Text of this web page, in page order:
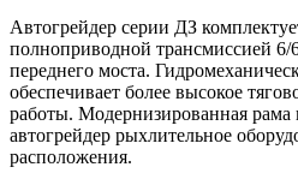
Автогрейдер серии ДЗ
полноприводной трансмиссией
переднего моста.
обеспечивает более высокое
работы. Модернизированная рама
автогрейдер рыхлительное
расположения.